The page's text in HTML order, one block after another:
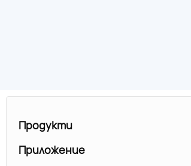
Продукти
Приложение